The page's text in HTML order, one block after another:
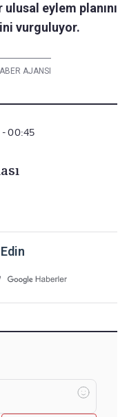
eylem planını
vurguluyor.
AJANSI
- 00:45